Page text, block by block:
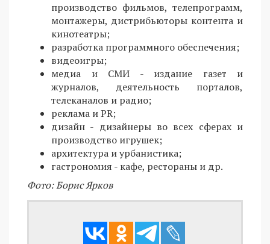
производство фильмов, телепрограмм,
монтажеры, дистрибьюторы контента и
кинотеатры;
разработка программного обеспечения;
видеоигры;
медиа и СМИ - издание газет и
журналов, деятельность порталов,
телеканалов и радио;
реклама и PR;
дизайн - дизайнеры во всех сферах и
производство игрушек;
архитектура и урбанистика;
гастрономия - кафе, рестораны и др.
Фото: Борис Ярков